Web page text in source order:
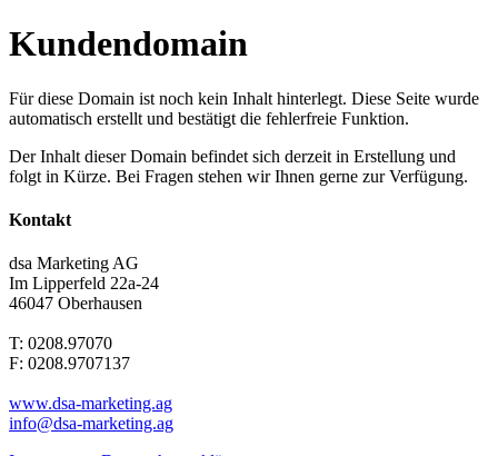
Kundendomain
Für diese Domain ist noch kein Inhalt hinterlegt. Diese Seite wurde
automatisch erstellt und bestätigt die fehlerfreie Funktion.
Der Inhalt dieser Domain befindet sich derzeit in Erstellung und
folgt in Kürze. Bei Fragen stehen wir Ihnen gerne zur Verfügung.
Kontakt
dsa Marketing AG
Im Lipperfeld 22a-24
46047 Oberhausen
T: 0208.97070
F: 0208.9707137
www.dsa-marketing.ag
info@dsa-marketing.ag